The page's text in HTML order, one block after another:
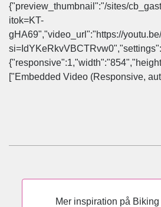
{"preview_thumbnail":"/sites/
itok=KT-
gHA69","video_url":"https://
si=IdYKeRkvVBCTRvw0","settings":
["Embedded Video (Responsive,
Mer inspiration på